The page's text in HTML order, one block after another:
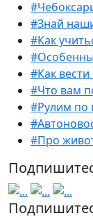
#Знай
#Как
#Как
#Что вам
#Рулим по
#Про